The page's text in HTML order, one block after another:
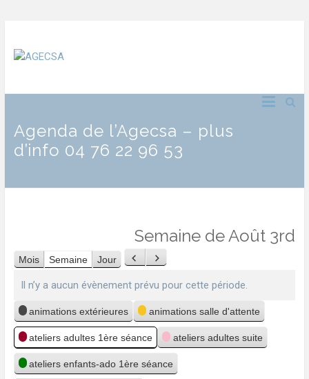
Agenda de l’Agecsa – plus
d’info 04 76 22 96 53
Semaine de Août 3rd
Mois Semaine Jour Précédent
Suivant
Il n’y a aucun évènement prévu pour cette période.
Catégories
animations extérieures animations salle d'attente
ateliers adultes 1ère séance ateliers adultes suite
ateliers enfants-ado 1ère séance